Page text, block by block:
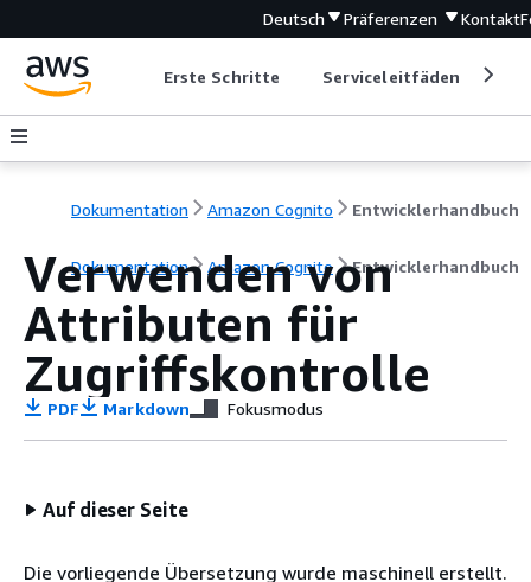
Deutsch Präferenzen Kontakt
Erste Schritte Serviceleitfäden
Dokumentation Amazon Cognito Entwicklerhandbuch
Dokumentation Amazon Cognito Entwicklerhandbuch
Verwenden von
Attributen für
Zugriffskontrolle
PDF Markdown Fokusmodus
Auf dieser Seite
Die vorliegende Übersetzung wurde maschinell erstellt.